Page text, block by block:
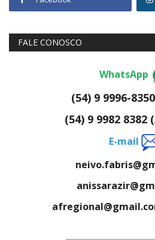
FALE CONOSCO
WhatsApp
(54) 9 9996-
(54) 9 9982 8382
E-mail